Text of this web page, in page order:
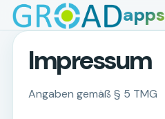
apps
Impressum
Angaben gemäß § 5 TMG